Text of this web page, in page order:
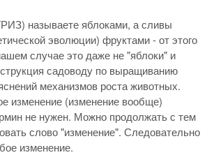
называете яблоками, а сливы
эволюции) фруктами - от этого
случае это даже не "яблоки" и
садоводу по выращиванию
механизмов роста животных.
изменение (изменение вообще)
не нужен. Можно продолжать с тем
слово "изменение". Следовательно
изменение.